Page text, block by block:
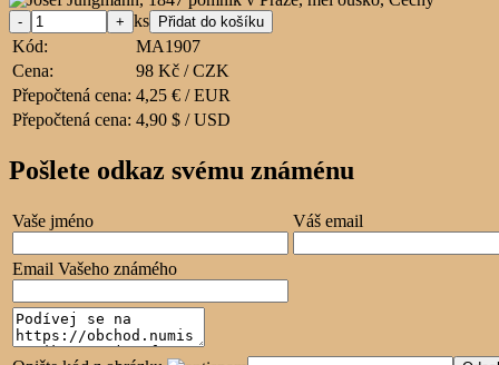
ks
Kód:
MA1907
Cena:
98 Kč / CZK
Přepočtená cena: 4,25 € / EUR
Přepočtená cena: 4,90 $ / USD
Pošlete odkaz svému známénu
Vaše jméno Váš email
Email Vašeho známého